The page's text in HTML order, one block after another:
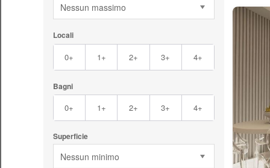
Nessun massimo
Locali
0+ 1+ 2+ 3+ 4+
Bagni
0+ 1+ 2+ 3+ 4+
Superficie
Nessun minimo